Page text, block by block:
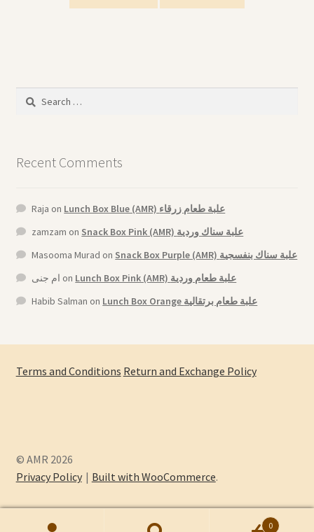
Search
Recent Comments
Raja on
Lunch Box Blue (AMR) علبة طعام زرقاء
zamzam on
Snack Box Pink (AMR) علبة سناك وردية
Masooma Murad on
Snack Box Purple (AMR) علبة سناك بنفسجية
ام جنى on
Lunch Box Pink (AMR) علبة طعام وردية
Habib Salman on Lunch Box Orange علبة طعام برتقالية
Terms and Conditions Return and Exchange Policy
© AMR 2026
Privacy Policy
Built with WooCommerce.
0